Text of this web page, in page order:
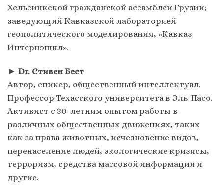
Хельсинкской гражданской ассамблеи Грузии;
заведующий Кавказской лабораторией
геополитического моделирования, «Кавказ
Интернэшнл».
► Dr. Стивен Бест
Автор, спикер, общественный интеллектуал.
Профессор Техасского университета в Эль-Пасо.
Активист с 30-летним опытом работы в
различных общественных движениях, таких
как за права животных, исчезновение видов,
перенаселение людей, экологические кризисы,
терроризм, средства массовой информации и
другие.